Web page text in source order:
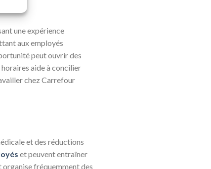
une expérience
aux employés
peut ouvrir des
aide à concilier
chez Carrefour
et des réductions
et peuvent entraîner
fréquemment des